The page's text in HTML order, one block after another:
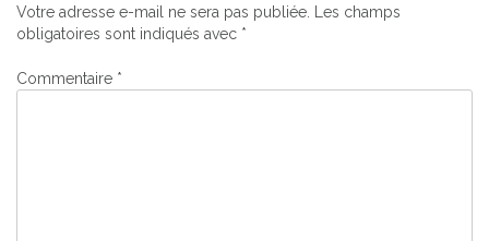
l’article
Votre adresse e-mail ne sera pas publiée. Les champs
obligatoires sont indiqués avec *
Commentaire *